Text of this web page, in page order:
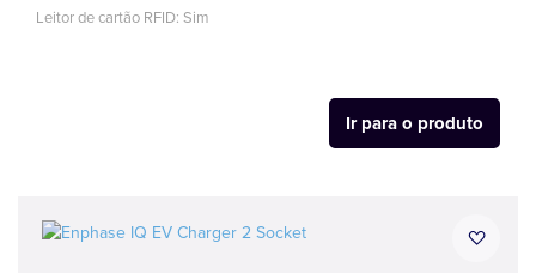
Leitor de cartão RFID: Sim
Ir para o produto